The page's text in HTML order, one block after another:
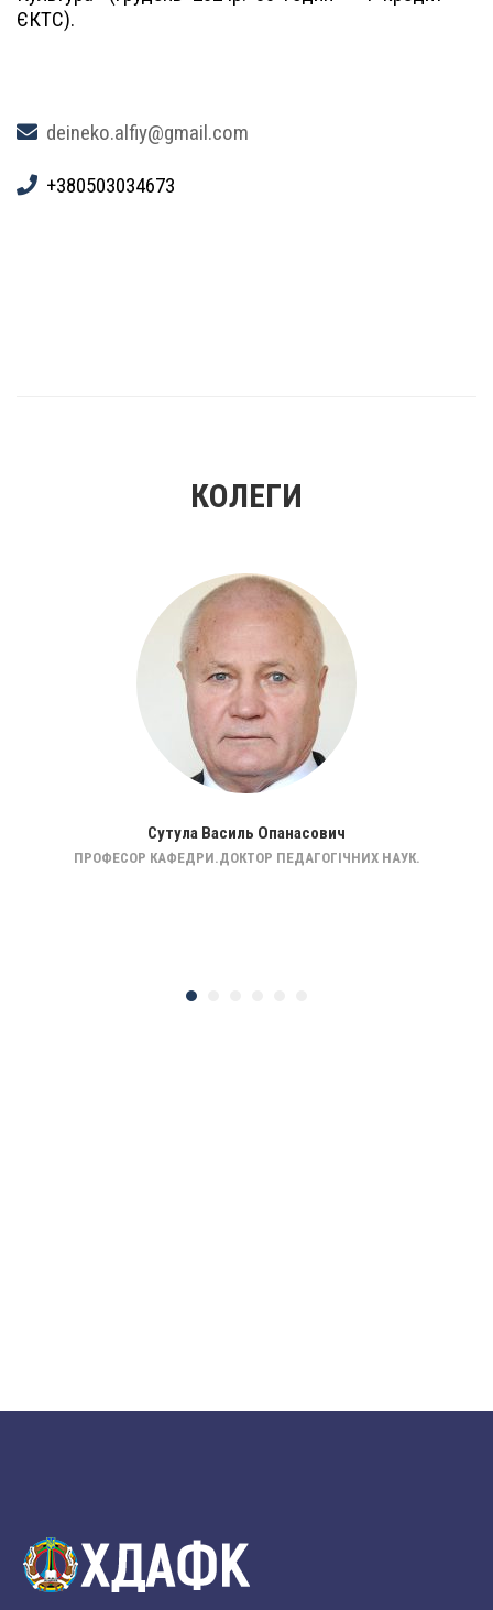
ЄКТС).
deineko.alfiy@gmail.com
+380503034673
КОЛЕГИ
Сутула Василь Опанасович
ПРОФЕСОР КАФЕДРИ.ДОКТОР ПЕДАГОГІЧНИХ НАУК.